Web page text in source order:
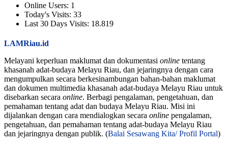
Online Users: 1
Today's Visits: 33
Last 30 Days Visits: 18.819
LAMRiau.id
Melayani keperluan maklumat dan dokumentasi online tentang
khasanah adat-budaya Melayu Riau, dan jejaringnya dengan cara
mengumpulkan secara berkesinambungan bahan-bahan maklumat
dan dokumen multimedia khasanah adat-budaya Melayu Riau untuk
disebarkan secara online. Berbagi pengalaman, pengetahuan, dan
pemahaman tentang adat dan budaya Melayu Riau. Misi ini
dijalankan dengan cara mendialogkan secara online pengalaman,
pengetahuan, dan pemahaman tentang adat-budaya Melayu Riau
dan jejaringnya dengan publik. (Balai Sesawang Kita/ Profil Portal)